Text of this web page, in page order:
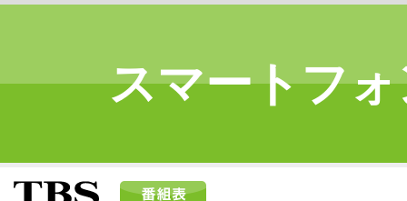
スマートフ